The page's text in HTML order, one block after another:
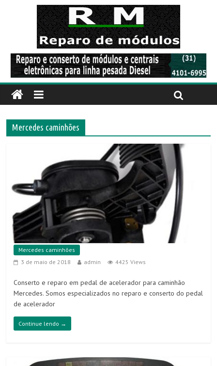
Mercedes caminhões
Mercedes caminhões
3 de maio de 2018
admin 4425 Views
Conserto e reparo em pedal de acelerador para caminhão
Mercedes. Somos especializados no reparo e conserto do pedal
de acelerador
Continue lendo →